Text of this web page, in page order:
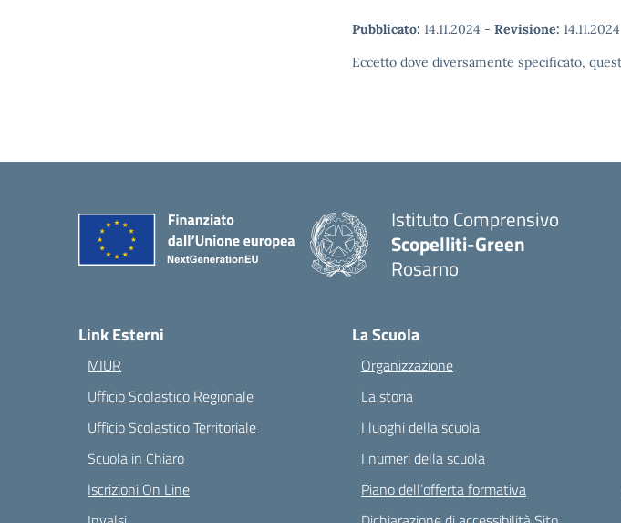
Pubblicato: 14.11.2024 - Revisione: 14.11.2024
Eccetto dove diversamente specificato,
Istituto Comprensivo
Scopelliti-Green
Rosarno
Link Esterni
MIUR
Ufficio Scolastico Regionale
Ufficio Scolastico Territoriale
Scuola in Chiaro
Iscrizioni On Line
La Scuola
Organizzazione
La storia
I luoghi della scuola
I numeri della scuola
Piano dell’offerta formativa